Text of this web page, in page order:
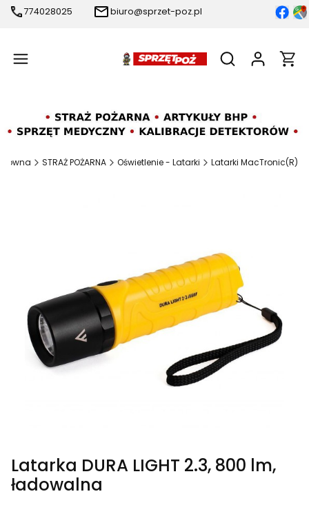
774028025 biuro@sprzet-poz.pl
Otwórz
STRAŻ POŻARNA Oświetlenie - Latarki Latarki MacTronic(R)
Latarka DURA LIGHT 2.3, 800 lm,
ładowalna